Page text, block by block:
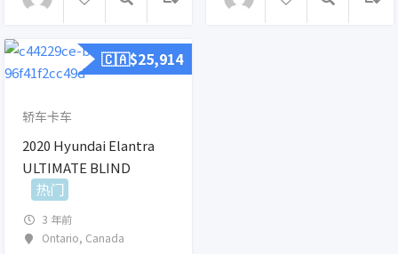
🇨🇦$25,914
轿车卡车
2020 Hyundai Elantra
ULTIMATE BLIND
热门
3 年前
Ontario, Canada